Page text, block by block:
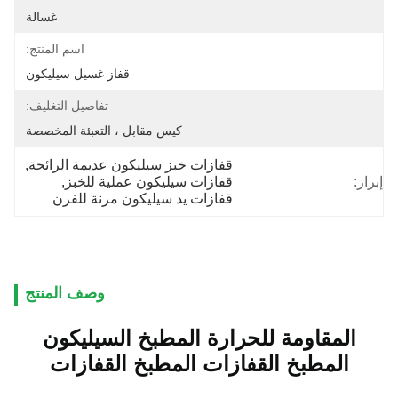
غسالة
اسم المنتج:
قفاز غسيل سيليكون
تفاصيل التغليف:
كيس مقابل ، التعبئة المخصصة
إبراز:
قفازات خبز سيليكون عديمة الرائحة,
قفازات سيليكون عملية للخبز,
قفازات يد سيليكون مرنة للفرن
وصف المنتج
المقاومة للحرارة المطبخ السيليكون
المطبخ القفازات المطبخ القفازات